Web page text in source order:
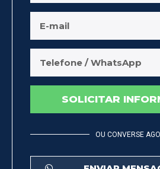
SOLICITAR
OU CONVERSE